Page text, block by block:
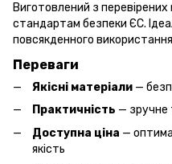
Виготовлений з перевірених
стандартам безпеки ЄС.
повсякденного
Переваги
Якісні матеріали —
Практичність — зручне
Доступна ціна —
якість